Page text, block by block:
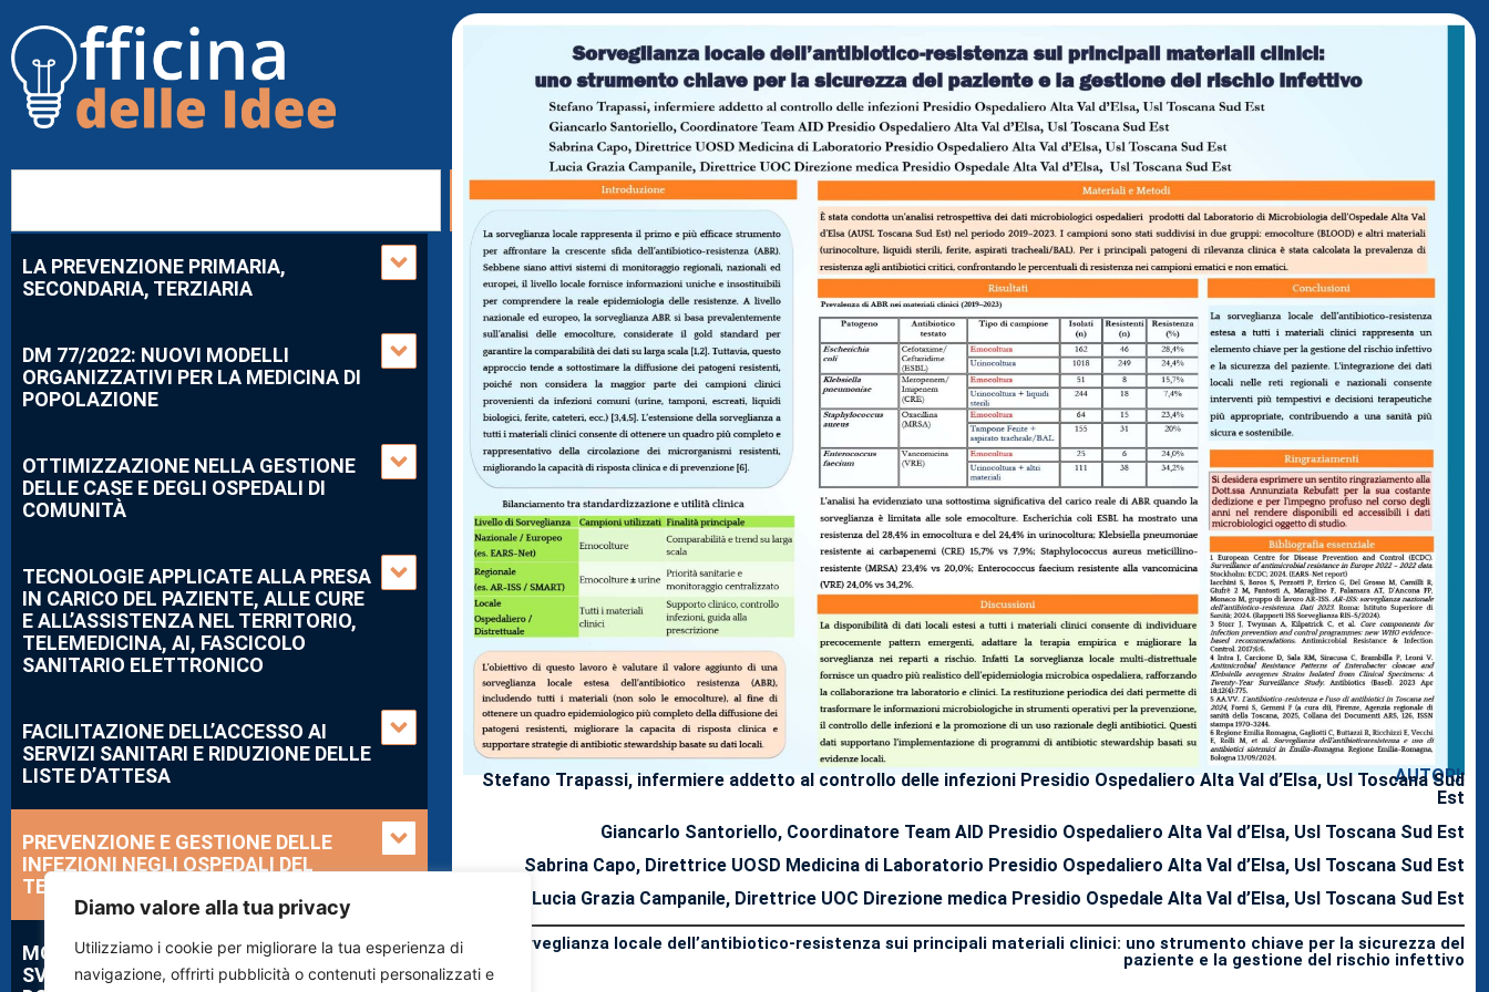
Diamo valore alla tua privacy
Utilizziamo i cookie per migliorare la tua esperienza di
navigazione, offrirti pubblicità o contenuti personalizzati e
LA PREVENZIONE PRIMARIA,
SECONDARIA, TERZIARIA
DM 77/2022: NUOVI MODELLI
ORGANIZZATIVI PER LA MEDICINA DI
POPOLAZIONE
OTTIMIZZAZIONE NELLA GESTIONE
DELLE CASE E DEGLI OSPEDALI DI
COMUNITÀ
TECNOLOGIE APPLICATE ALLA PRESA
IN CARICO DEL PAZIENTE, ALLE CURE
E ALL’ASSISTENZA NEL TERRITORIO,
TELEMEDICINA, AI, FASCICOLO
SANITARIO ELETTRONICO
FACILITAZIONE DELL’ACCESSO AI
SERVIZI SANITARI E RIDUZIONE DELLE
LISTE D’ATTESA
PREVENZIONE E GESTIONE DELLE
INFEZIONI NEGLI OSPEDALI DEL
TERRITORIO
MODELLI EFFICIENTI PER LO
SVILUPPO DELL’ASSISTENZA
AUTORI:
Stefano Trapassi, infermiere addetto al controllo delle infezioni Presidio Ospedaliero Alta Val d’Elsa, Usl Toscana Sud
Est
Giancarlo Santoriello, Coordinatore Team AID Presidio Ospedaliero Alta Val d’Elsa, Usl Toscana Sud Est
Sabrina Capo, Direttrice UOSD Medicina di Laboratorio Presidio Ospedaliero Alta Val d’Elsa, Usl Toscana Sud Est
Lucia Grazia Campanile, Direttrice UOC Direzione medica Presidio Ospedale Alta Val d’Elsa, Usl Toscana Sud Est
Sorveglianza locale dell’antibiotico-resistenza sui principali materiali clinici: uno strumento chiave per la sicurezza del
paziente e la gestione del rischio infettivo